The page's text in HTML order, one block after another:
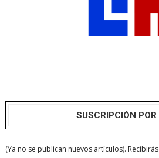
SUSCRIPCIÓN